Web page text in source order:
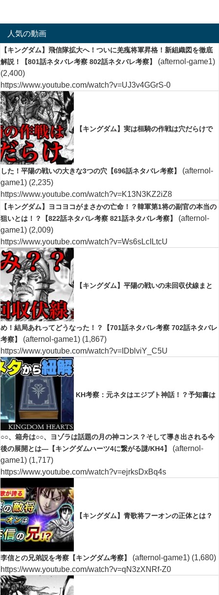
人気の動画
【キングダム】飛信隊拡大へ！ついに羌瘣将軍昇格！新組織図を徹底
解説！【801話ネタバレ考察 802話ネタバレ考察】
(afternol-game1)
(2,400)
https://www.youtube.com/watch?v=UJ3v4GGrS-0
【キングダム】実は桓騎の作戦は穴だらけで
した！平陽の戦いの大きな3つの穴【696話ネタバレ考察】
(afternol-
game1) (2,235)
https://www.youtube.com/watch?v=K13N3KZ2iZ8
【キングダム】ヨコヨコがまさかの亡命！？韓軍第1将の副官の本当の
狙いとは！？【822話ネタバレ考察 821話ネタバレ考察】
(afternol-
game1) (2,009)
https://www.youtube.com/watch?v=Ws6sLcILtcU
【キングダム】平陽の戦いの未回収伏線まと
め！結局あれってどうなった！？【701話ネタバレ考察 702話ネタバレ
考察】
(afternol-game1) (1,867)
https://www.youtube.com/watch?v=IDblviY_C5U
KH考察：元ネタはエジプト神話！？予知書は
○○、箱舟は○○、ヨゾラは話題の月の神コンス？そして導き出される今
後の展開とは―【キングダムハーツ4に繋がる謎/KH4】
(afternol-
game1) (1,717)
https://www.youtube.com/watch?v=ejrksDxBq4s
【キングダム】青歌将フーオンの正体とは？
李信との兄弟説を考察【キングダム考察】 (afternol-game1) (1,680)
https://www.youtube.com/watch?v=qN3zXNRf-Z0